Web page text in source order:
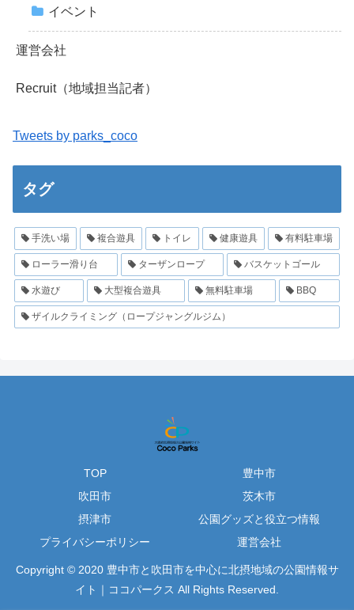
イベント
運営会社
Recruit（地域担当記者）
Tweets by parks_coco
タグ
手洗い場 複合遊具 トイレ 健康遊具 有料駐車場
ローラー滑り台 ターザンロープ バスケットゴール
水遊び 大型複合遊具 無料駐車場 BBQ
ザイルクライミング（ロープジャングルジム）
TOP
豊中市
吹田市
茨木市
摂津市
公園グッズと役立つ情報
プライバシーポリシー
運営会社
Copyright © 2020 豊中市と吹田市を中心に北摂地域の公園情報サ
イト｜ココパークス All Rights Reserved.